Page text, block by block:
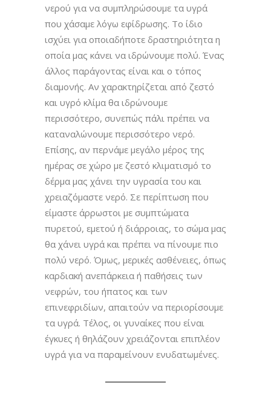
νερού για να συμπληρώσουμε τα υγρά
που χάσαμε λόγω εφίδρωσης. Το ίδιο
ισχύει για οποιαδήποτε δραστηριότητα η
οποία μας κάνει να ιδρώνουμε πολύ. Ένας
άλλος παράγοντας είναι και ο τόπος
διαμονής. Αν χαρακτηρίζεται από ζεστό
και υγρό κλίμα θα ιδρώνουμε
περισσότερο, συνεπώς πάλι πρέπει να
καταναλώνουμε περισσότερο νερό.
Επίσης, αν περνάμε μεγάλο μέρος της
ημέρας σε χώρο με ζεστό κλιματισμό το
δέρμα μας χάνει την υγρασία του και
χρειαζόμαστε νερό. Σε περίπτωση που
είμαστε άρρωστοι με συμπτώματα
πυρετού, εμετού ή διάρροιας, το σώμα μας
θα χάνει υγρά και πρέπει να πίνουμε πιο
πολύ νερό. Όμως, μερικές ασθένειες, όπως
καρδιακή ανεπάρκεια ή παθήσεις των
νεφρών, του ήπατος και των
επινεφριδίων, απαιτούν να περιορίσουμε
τα υγρά. Τέλος, οι γυναίκες που είναι
έγκυες ή θηλάζουν χρειάζονται επιπλέον
υγρά για να παραμείνουν ενυδατωμένες.